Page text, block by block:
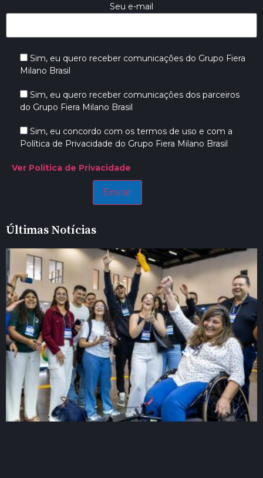
Seu e-mail
Sim, eu quero receber comunicações do Grupo Fiera
Milano Brasil
Sim, eu quero receber comunicações dos parceiros
do Grupo Fiera Milano Brasil
Sim, eu concordo com os termos de uso e com a
Política de Privacidade do Grupo Fiera Milano Brasil
Ver Política de Privacidade
Últimas Notícias